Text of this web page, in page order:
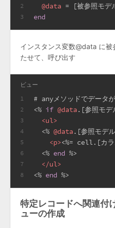
2
3
@data = [被参照モ
end
インスタンス変数@data に
たせて、呼び出す
ビュー
1
2
3
4
5
6
7
8
# anyメソッドでデータ
<% if @data.[参照モデ
<ul>
  <%
@data.[参照モデ
<p><%= cell.[カラ
  <%
end %>
</ul>
<% end %>
特定レコードへ関連付
ューの作成